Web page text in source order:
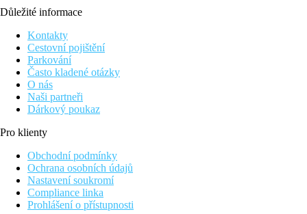
Důležité informace
Kontakty
Cestovní pojištění
Parkování
Často kladené otázky
O nás
Naši partneři
Dárkový poukaz
Pro klienty
Obchodní podmínky
Ochrana osobních údajů
Nastavení soukromí
Compliance linka
Prohlášení o přístupnosti